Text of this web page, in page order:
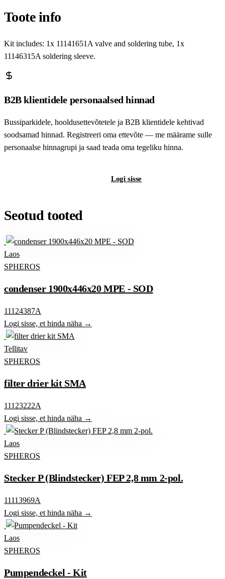
Toote info
Kit includes: 1x 11141651A valve and soldering tube, 1x
11146315A soldering sleeve.
B2B klientidele personaalsed hinnad
Bussiparkidele, hooldusettevõtetele ja B2B klientidele kehtivad
soodsamad hinnad. Registreeri oma ettevõte — me määrame sulle
personaalse hinnagrupi ja saad teada oma tegeliku hinna.
Logi sisse
Seotud tooted
Laos
SPHEROS
condenser 1900x446x20 MPE - SOD
11124387A
Logi sisse, et hinda näha →
Tellitav
SPHEROS
filter drier kit SMA
11123222A
Logi sisse, et hinda näha →
Laos
SPHEROS
Stecker P (Blindstecker) FEP 2,8 mm 2-pol.
11113969A
Logi sisse, et hinda näha →
Laos
SPHEROS
Pumpendeckel - Kit